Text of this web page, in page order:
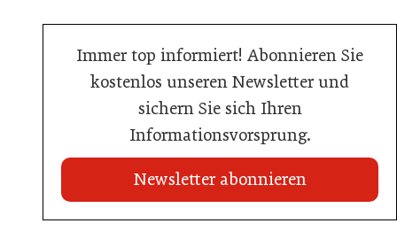
Immer top informiert! Abonnieren Sie
kostenlos unseren Newsletter und
sichern Sie sich Ihren
Informationsvorsprung.
Newsletter abonnieren